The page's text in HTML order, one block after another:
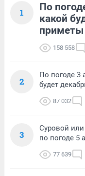
1
По
какой
приметы
158 558
2
По погоде 3
будет
87 032
3
Суровой
по погоде 5
77 639